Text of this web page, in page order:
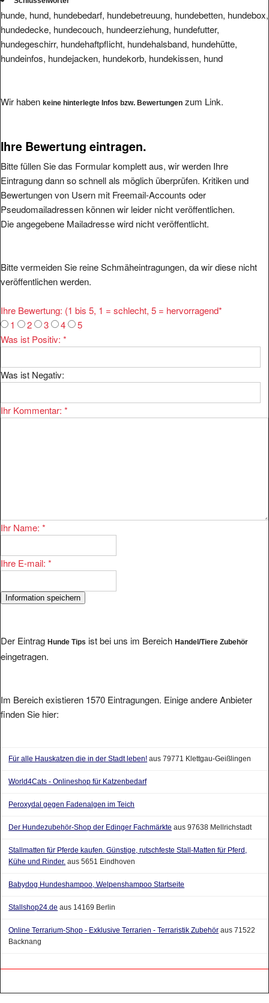
hunde, hund, hundebedarf, hundebetreuung, hundebetten, hundebox,
hundedecke, hundecouch, hundeerziehung, hundefutter,
hundegeschirr, hundehaftpflicht, hundehalsband, hundehütte,
hundeinfos, hundejacken, hundekorb, hundekissen, hund
Wir haben keine hinterlegte Infos bzw. Bewertungen zum Link.
Ihre Bewertung eintragen.
Bitte füllen Sie das Formular komplett aus, wir werden Ihre
Eintragung dann so schnell als möglich überprüfen. Kritiken und
Bewertungen von Usern mit Freemail-Accounts oder
Pseudomailadressen können wir leider nicht veröffentlichen.
Die angegebene Mailadresse wird nicht veröffentlicht.
Bitte vermeiden Sie reine Schmäheintragungen, da wir diese nicht
veröffentlichen werden.
Ihre Bewertung: (1 bis 5, 1 = schlecht, 5 = hervorragend*
1
2 3 4
5
Was ist Positiv: *
Was ist Negativ:
Ihr Kommentar: *
Ihr Name: *
Ihre E-mail: *
Der Eintrag Hunde Tips ist bei uns im Bereich Handel/Tiere Zubehör
eingetragen.
Im Bereich existieren 1570 Eintragungen. Einige andere Anbieter
finden Sie hier:
Für alle Hauskatzen die in der Stadt leben! aus 79771 Klettgau-Geißlingen
World4Cats - Onlineshop für Katzenbedarf
Peroxydal gegen Fadenalgen im Teich
Der Hundezubehör-Shop der Edinger Fachmärkte aus 97638 Mellrichstadt
Stallmatten für Pferde kaufen. Günstige, rutschfeste Stall-Matten für Pferd,
Kühe und Rinder. aus 5651 Eindhoven
Babydog Hundeshampoo, Welpenshampoo Startseite
Stallshop24.de aus 14169 Berlin
Online Terrarium-Shop - Exklusive Terrarien - Terraristik Zubehör aus 71522
Backnang